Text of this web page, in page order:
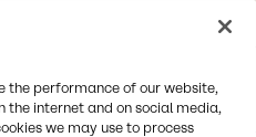
Diheptanoate
the performance of our website,
internet and on social media,
we may use to process